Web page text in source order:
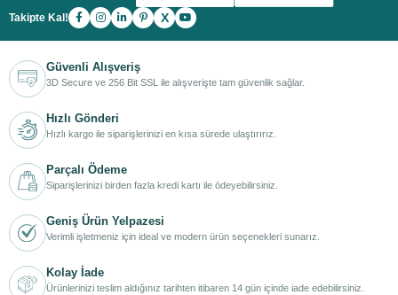
Takipte Kal! X
Güvenli Alışveriş
3D Secure ve 256 Bit SSL ile alışverişte tam güvenlik sağlar.
Hızlı Gönderi
Hızlı kargo ile siparişlerinizi en kısa sürede ulaştırırız.
Parçalı Ödeme
Siparişlerinizi birden fazla kredi kartı ile ödeyebilirsiniz.
Geniş Ürün Yelpazesi
Verimli işletmeniz için ideal ve modern ürün seçenekleri sunarız.
Kolay İade
Ürünlerinizi teslim aldığınız tarihten itibaren 14 gün içinde iade edebilirsiniz.